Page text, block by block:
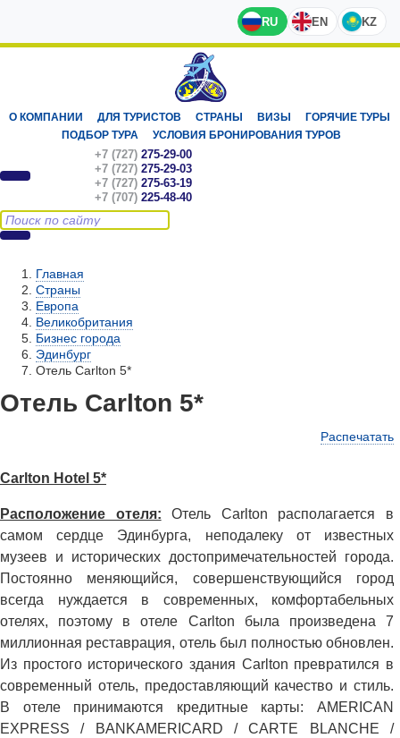
RU EN KZ
О КОМПАНИИ ДЛЯ ТУРИСТОВ СТРАНЫ ВИЗЫ
ГОРЯЧИЕ ТУРЫ
ПОДБОР ТУРА
УСЛОВИЯ БРОНИРОВАНИЯ ТУРОВ
+7 (727) 275-29-00
+7 (727) 275-29-03
+7 (727) 275-63-19
+7 (707) 225-48-40
Главная
Страны
Европа
Великобритания
Бизнес города
Эдинбург
Отель Carlton 5*
Отель Carlton 5*
Распечатать
Carlton Hotel 5*
Расположение отеля: Отель Carlton располагается в
самом сердце Эдинбурга, неподалеку от известных
музеев и исторических достопримечательностей города.
Постоянно меняющийся, совершенствующийся город
всегда нуждается в современных, комфортабельных
отелях, поэтому в отеле Carlton была произведена 7
миллионная реставрация, отель был полностью обновлен.
Из простого исторического здания Carlton превратился в
современный отель, предоставляющий качество и стиль.
В отеле принимаются кредитные карты: AMERICAN
EXPRESS / BANKAMERICARD / CARTE BLANCHE /